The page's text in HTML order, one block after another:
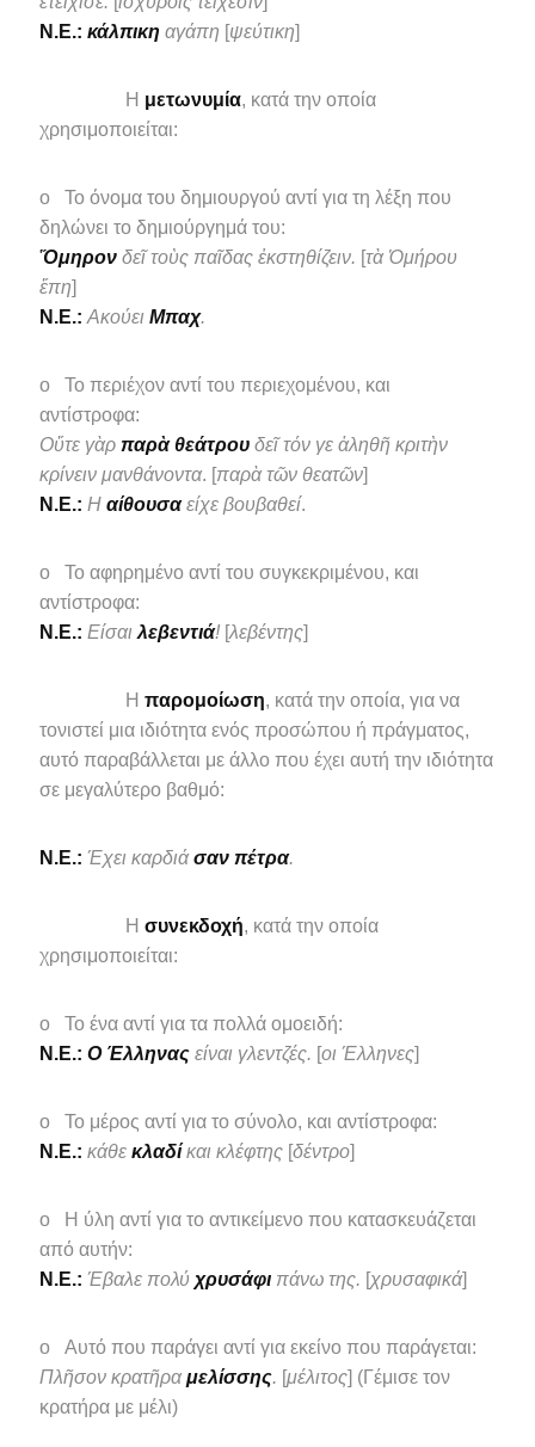
N.E.: κάλπικη αγάπη [ψεύτικη]
Η μετωνυμία, κατά την οποία
χρησιμοποιείται:
o Το όνομα του δημιουργού αντί για τη λέξη που
δηλώνει το δημιούργημά του:
Ὅμηρον δεῖ τοὺς παῖδας ἐκστηθίζειν. [τὰ Ὁμήρου
ἔπη]
N.E.: ΑκούειΜπαχ.
o Το περιέχον αντί του περιεχομένου, και
αντίστροφα:
Οὔτε γὰρ παρὰ θεάτρου δεῖ τόν γε ἀληθῆ κριτὴν
κρίνειν μανθάνοντα. [παρὰ τῶν θεατῶν]
N.E.: Ηαίθουσαείχε βουβαθεί.
o Το αφηρημένο αντί του συγκεκριμένου, και
αντίστροφα:
N.E.: Είσαιλεβεντιά! [λεβέντης]
Ηπαρομοίωση, κατά την οποία, για να
τονιστεί μια ιδιότητα ενός προσώπου ή πράγματος,
αυτό παραβάλλεται με άλλο που έχει αυτή την ιδιότητα
σε μεγαλύτερο βαθμό:
N.E.: Έχει καρδιάσαν πέτρα.
Ησυνεκδοχή, κατά την οποία
χρησιμοποιείται:
o Το ένα αντί για τα πολλά ομοειδή:
N.E.: O Έλληναςείναι γλεντζές. [οι Έλληνες]
o Το μέρος αντί για το σύνολο, και αντίστροφα:
N.E.: κάθεκλαδίκαι κλέφτης [δέντρο]
o Η ύλη αντί για το αντικείμενο που κατασκευάζεται
από αυτήν:
N.E.: Έβαλε πολύ χρυσάφι πάνω της. [χρυσαφικά]
o Αυτό που παράγει αντί για εκείνο που παράγεται:
Πλῆσον κρατῆραμελίσσης. [μέλιτος] (Γέμισε τον
κρατήρα με μέλι)